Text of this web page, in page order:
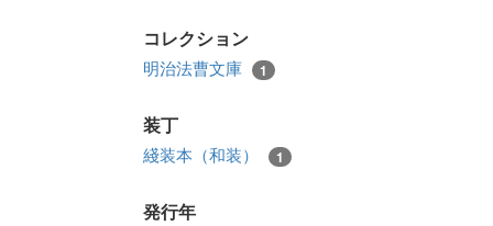
コレクション
明治法曹文庫 1
装丁
綫装本（和装） 1
発行年